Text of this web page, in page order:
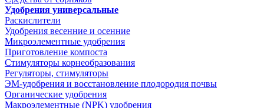
Удобрения универсальные
Раскислители
Удобрения весенние и осенние
Микроэлементные удобрения
Приготовление компоста
Стимуляторы корнеобразования
Регуляторы, стимуляторы
ЭМ-удобрения и восстановление плодородия почвы
Органические удобрения
Макроэлементные (NPK) удобрения